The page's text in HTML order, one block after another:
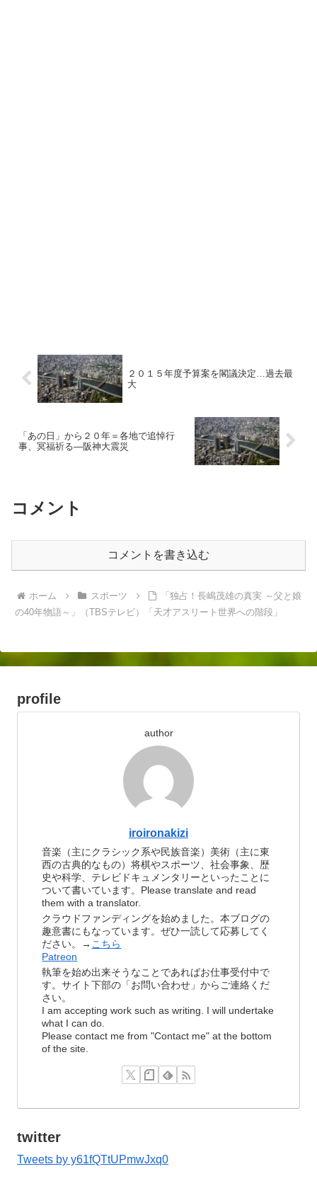
２０１５年度予算案を閣議決定…過去最
大
「あの日」から２０年＝各地で追悼行
事、冥福祈る—阪神大震災
コメント
コメントを書き込む
ホーム スポーツ
「独占！長嶋茂雄の真実 ～父と娘
の40年物語～」（TBSテレビ）「天才アスリート世界への階段」
profile
author
iroironakizi
音楽（主にクラシック系や民族音楽）美術（主に東
西の古典的なもの）将棋やスポーツ、社会事象、歴
史や科学、テレビドキュメンタリーといったことに
ついて書いています。Please translate and read
them with a translator.
クラウドファンディングを始めました。本ブログの
趣意書にもなっています。ぜひ一読して応募してく
ださい。→ こちら
Patreon
執筆を始め出来そうなことであればお仕事受付中で
す。サイト下部の「お問い合わせ」からご連絡くだ
さい。
I am accepting work such as writing. I will undertake
what I can do.
Please contact me from "Contact me" at the bottom
of the site.
twitter
Tweets by y61fQTtUPmwJxq0